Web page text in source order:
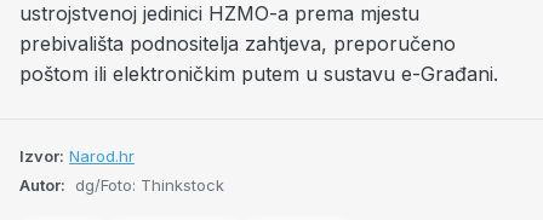
ustrojstvenoj jedinici HZMO-a prema mjestu
prebivališta podnositelja zahtjeva, preporučeno
poštom ili elektroničkim putem u sustavu e-Građani.
Izvor: Narod.hr
Autor:
dg/Foto: Thinkstock